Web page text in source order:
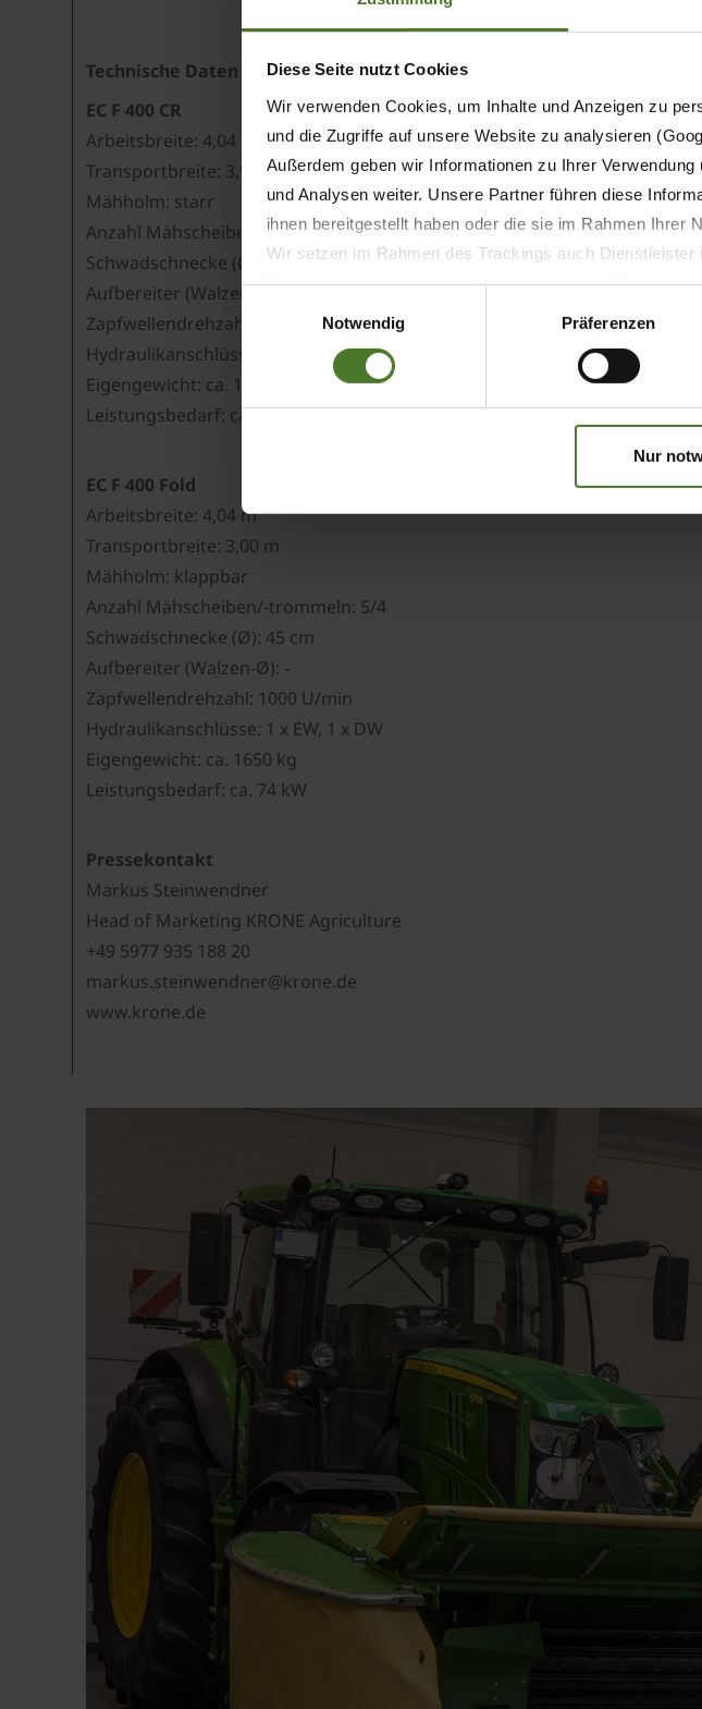
Diese Seite nutzt Cookies
Wir verwenden Cookies, um Inhalte und Anzeigen zu
und die Zugriffe auf unsere Website zu analysieren
Außerdem geben wir Informationen zu Ihrer
und Analysen weiter. Unsere Partner führen diese
ihnen bereitgestellt haben oder die sie im Rahmen Ihrer
Wir setzen im Rahmen des Trackings auch
Datenschutzbestimmungen ein, wodurch das Risiko
Impressum
Notwendig
Präferenzen
Nur
Technische Daten
EC F 400 CR
Arbeitsbreite: 4,04 m
Transportbreite: 3,90 m
Mähholm: starr
Anzahl Mähscheiben/-trommeln: 5/4
Schwadschnecke (Ø): -
Aufbereiter (Walzen-Ø): 2 x à 25 cm
Zapfwellendrehzahl: 1000 U/min
Hydraulikanschlüsse: 1 x EW
Eigengewicht: ca. 1780 kg
Leistungsbedarf: ca. 74 kW
EC F 400 Fold
Arbeitsbreite: 4,04 m
Transportbreite: 3,00 m
Mähholm: klappbar
Anzahl Mähscheiben/-trommeln: 5/4
Schwadschnecke (Ø): 45 cm
Aufbereiter (Walzen-Ø): -
Zapfwellendrehzahl: 1000 U/min
Hydraulikanschlüsse: 1 x EW, 1 x DW
Eigengewicht: ca. 1650 kg
Leistungsbedarf: ca. 74 kW
Pressekontakt
Markus Steinwendner
Head of Marketing KRONE Agriculture
+49 5977 935 188 20
markus.steinwendner@krone.de
www.krone.de